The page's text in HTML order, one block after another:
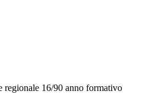
regionale 16/90 anno formativo